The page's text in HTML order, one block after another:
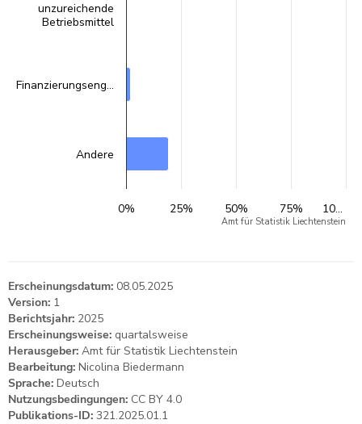
0% 10…
25% 50% 75%
unzureichende
Betriebsmittel
Finanzierungseng…
Andere
Amt für Statistik Liechtenstein
Erscheinungsdatum: 08.05.2025
Version: 1
Berichtsjahr: 2025
Erscheinungsweise: quartalsweise
Herausgeber: Amt für Statistik Liechtenstein
Bearbeitung: Nicolina Biedermann
Sprache: Deutsch
Nutzungsbedingungen: CC BY 4.0
Publikations-ID: 321.2025.01.1